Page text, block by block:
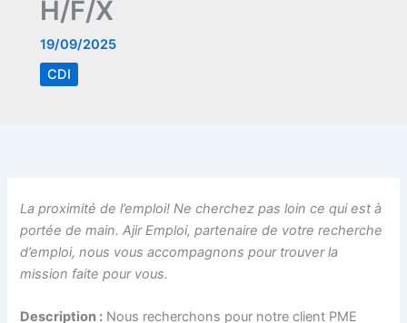
H/F/X
19/09/2025
CDI
La proximité de l’emploi! Ne cherchez pas loin ce qui est à
portée de main. Ajir Emploi, partenaire de votre recherche
d’emploi, nous vous accompagnons pour trouver la
mission faite pour vous.
Description : Nous recherchons pour notre client PME